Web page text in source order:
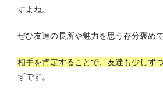
すよね。
ぜひ友達の長所や魅力を思う存分褒め
相手を肯定することで、友達も少しず
ずです。